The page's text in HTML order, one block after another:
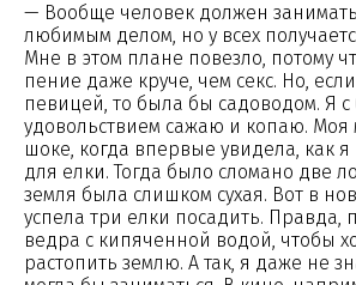
— Вообще человек должен
любимым делом, но у всех
Мне в этом плане повезло, потому
пение даже круче, чем секс. Но,
певицей, то была бы садоводом. Я
удовольствием сажаю и копаю. Моя
шоке, когда впервые увидела, как
для елки. Тогда было сломано две
земля была слишком сухая. Вот в
успела три елки посадить. Правда,
ведра с кипяченной водой, чтобы
растопить землю. А так, я даже не